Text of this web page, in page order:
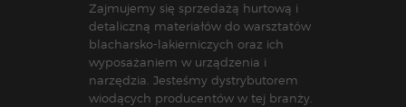
Zajmujemy się sprzedażą hurtową i
detaliczną materiałów do warsztatów
blacharsko-lakierniczych oraz ich
wyposażaniem w urządzenia i
narzędzia. Jesteśmy dystrybutorem
wiodących producentów w tej branży.